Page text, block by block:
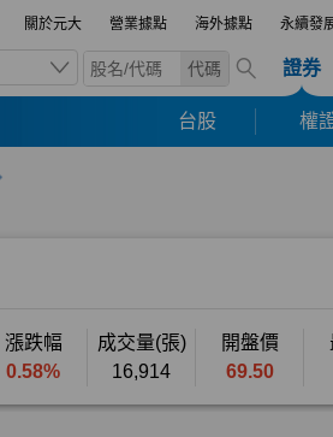
關於元大 營業據點 海外據點 永續發
代碼 證券
台股 權